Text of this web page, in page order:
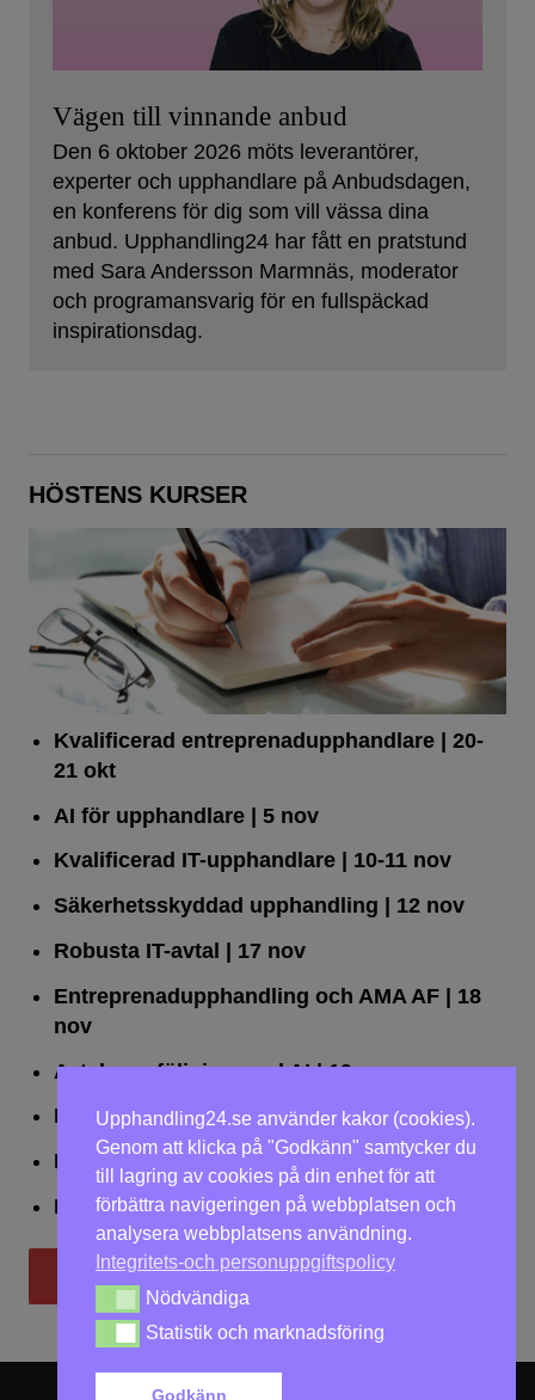
Vägen till vinnande anbud
Den 6 oktober 2026 möts leverantörer,
experter och upphandlare på Anbudsdagen,
en konferens för dig som vill vässa dina
anbud. Upphandling24 har fått en pratstund
med Sara Andersson Marmnäs, moderator
och programansvarig för en fullspäckad
inspirationsdag.
HÖSTENS KURSER
Kvalificerad entreprenad­upphandlare | 20-
21 okt
AI för upphandlare| 5 nov
Kvalificerad IT-upphandlare| 10-11 nov
Säkerhetsskyddad upphandling | 12 nov
Robusta IT-avtal
| 17 nov
Entreprenadupphandling och AMA AF| 18
nov
Avtalsuppföljning med AI| 19 nov
Leda upphandlingar effektivt| 25 nov
Dialogförfaranden | 26 nov
LOU på två dagar| 2-3 dec
Till utbildningar
Upphandling24.se använder kakor (cookies).
Genom att klicka på "Godkänn" samtycker du
till lagring av cookies på din enhet för att
förbättra navigeringen på webbplatsen och
analysera webbplatsens användning.
Integritets-och personuppgiftspolicy
Nödvändiga
Nödvändiga
Statistik och marknadsföring
Statistik och marknadsföring
Godkänn